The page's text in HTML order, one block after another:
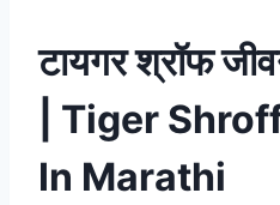
टायगर श्रॉफ
| Tiger
In Marathi